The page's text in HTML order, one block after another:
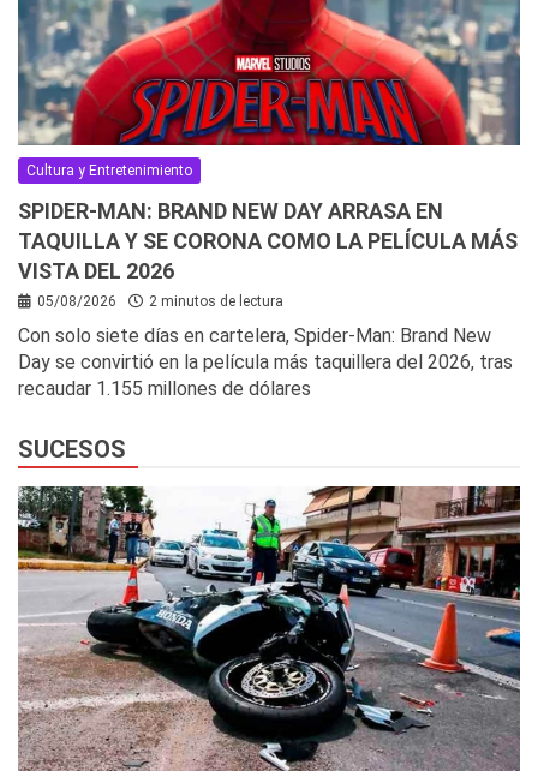
Cultura y Entretenimiento
SPIDER-MAN: BRAND NEW DAY ARRASA EN
TAQUILLA Y SE CORONA COMO LA PELÍCULA MÁS
VISTA DEL 2026
05/08/2026 2 minutos de lectura
Con solo siete días en cartelera, Spider-Man: Brand New
Day se convirtió en la película más taquillera del 2026, tras
recaudar 1.155 millones de dólares
SUCESOS